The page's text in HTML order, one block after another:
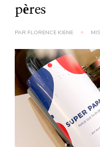
pères
PAR FLORENCE KIENE